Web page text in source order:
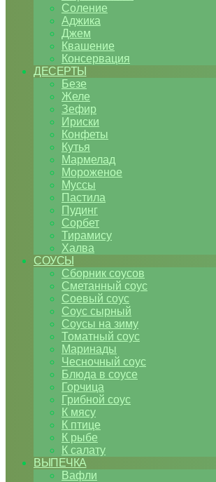
Соление
Аджика
Джем
Квашение
Консервация
ДЕСЕРТЫ
Безе
Желе
Зефир
Ириски
Конфеты
Кутья
Мармелад
Мороженое
Муссы
Пастила
Пудинг
Сорбет
Тирамису
Халва
СОУСЫ
Сборник соусов
Сметанный соус
Соевый соус
Соус сырный
Соусы на зиму
Томатный соус
Маринады
Чесночный соус
Блюда в соусе
Горчица
Грибной соус
К мясу
К птице
К рыбе
К салату
ВЫПЕЧКА
Вафли